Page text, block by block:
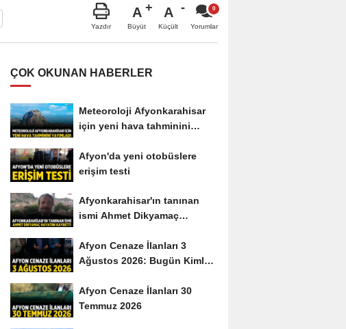
Yazdır
A
Büyüt
A
Küçült Yorumlar
ÇOK OKUNAN HABERLER
Meteoroloji Afyonkarahisar
için yeni hava tahminini
Afyon'da yeni otobüslere
erişim testi
Afyonkarahisar'ın tanınan
ismi Ahmet Dikyamaç
Afyon Cenaze İlanları 3
Ağustos 2026: Bugün Kimler
Afyon Cenaze İlanları 30
Temmuz 2026